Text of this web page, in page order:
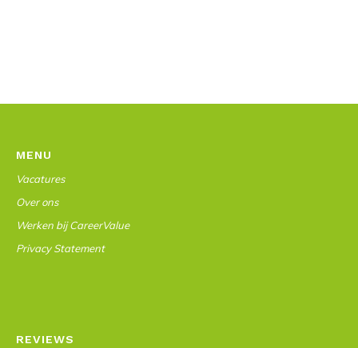
MENU
Vacatures
Over ons
Werken bij CareerValue
Privacy Statement
REVIEWS